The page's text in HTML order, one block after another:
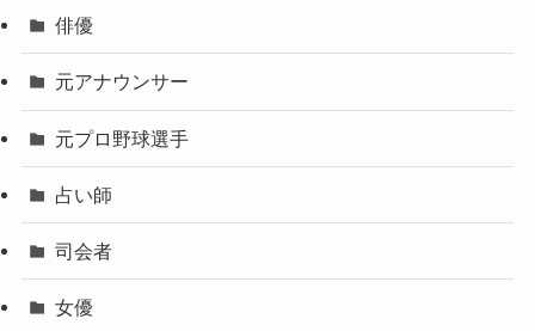
俳優
元アナウンサー
元プロ野球選手
占い師
司会者
女優